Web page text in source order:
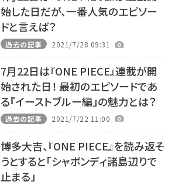
始した日だが、一番人気のエピソー
ドと言えば？
過去の記事 2021/7/28 09:31
7月22日は『ONE PIECE』連載が開
始された日！ 最初のエピソードであ
る『イーストブルー編」の魅力とは？
過去の記事 2021/7/22 11:00
博多大吉、『ONE PIECE』を読み返そ
うとすると「シャボンディ諸島辺りで
止まる」